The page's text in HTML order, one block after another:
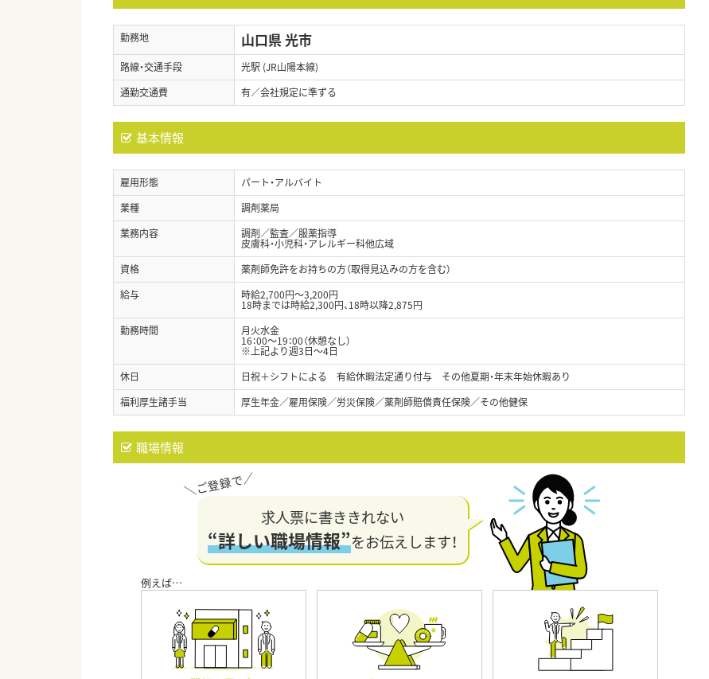
勤務地 山口県 光市
路線・交通手段
光駅 (JR山陽本線)
通勤交通費
有／会社規定に準ずる
基本情報
雇用形態
パート・アルバイト
業種
調剤薬局
業務内容
調剤／監査／服薬指導
皮膚科・小児科・アレルギー科他広域
資格
薬剤師免許をお持ちの方（取得見込みの方を含む）
給与
時給2,700円～3,200円
18時までは時給2,300円、18時以降2,875円
勤務時間
月火水金
16：00～19：00（休憩なし）
※上記より週3日～4日
休日
日祝＋シフトによる 有給休暇法定通り付与 その他夏期・年末年始休暇あり
福利厚生諸手当
厚生年金／雇用保険／労災保険／薬剤師賠償責任保険／その他健保
職場情報
求人票に書ききれない
“詳しい職場情報”をお伝えします！